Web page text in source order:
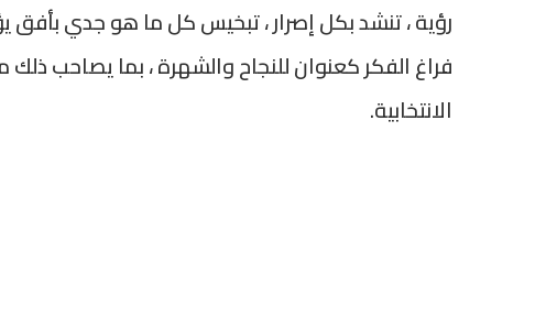
رؤية ، تنشد بكل إصرار ، تبخيس كل ما هو جدي
فراغ الفكر كعنوان للنجاح والشهرة ، بما يصاحب
الانتخابية.